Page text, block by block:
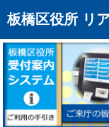
板橋区役所 リ
トップページへ
混雑予想カレン
リアルタイム混
リアルタイム受